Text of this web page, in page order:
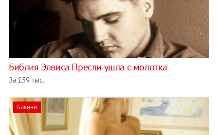
Библия Элвиса Пресли ушла с молотка
За £59 тыс.
Бикини